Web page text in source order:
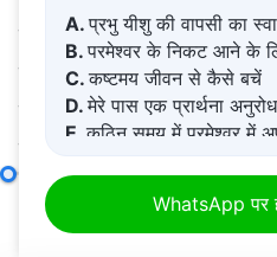
A.प्रभु यीशु की वापसी का
B.परमेश्वर के निकट आने के
C.कष्टमय जीवन से कैसे बचें
D.मेरे पास एक प्रार्थना
E.कठिन समय में परमेश्वर में
WhatsApp पर
सत्य का अनुसरण कैसे करें